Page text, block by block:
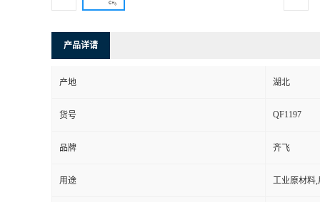
产品详请
产地 湖北
货号 QF1197
品牌 齐飞
用途 工业原材料